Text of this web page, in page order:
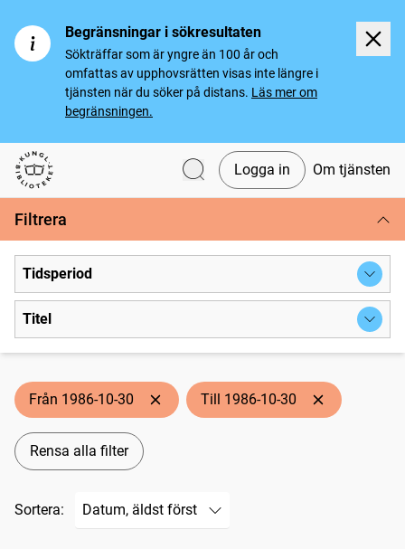
Begränsningar i sökresultaten
Sökträffar som är yngre än 100 år och
omfattas av upphovsrätten visas inte längre i
tjänsten när du söker på distans. Läs mer om
begränsningen.
Svenska tidningar
Logga in Om tjänsten
Filtrera
Tidsperiod
Titel
Från 1986-10-30 Till 1986-10-30
Rensa alla filter
Sortera: